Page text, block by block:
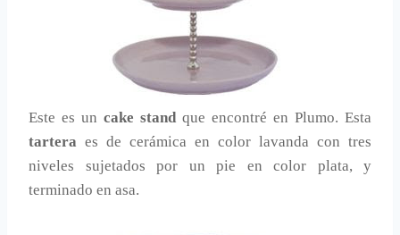
Este es un cake standque encontré en Plumo. Esta
tartera es de cerámica en color lavanda con tres
niveles sujetados por un pie en color plata, y
terminado en asa.